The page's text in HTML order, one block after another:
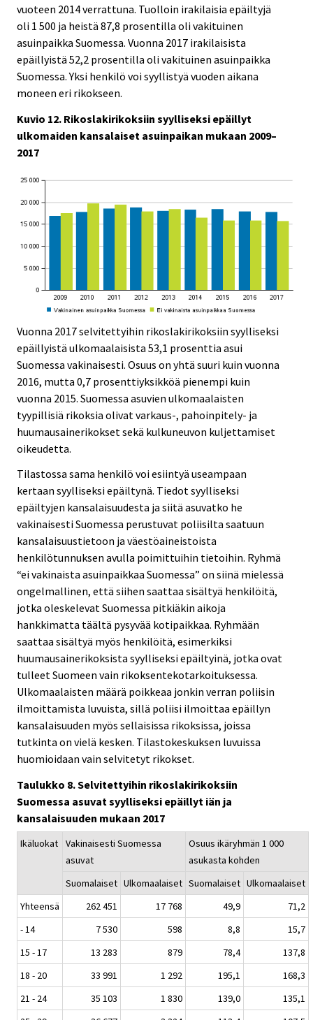
vuoteen 2014 verrattuna. Tuolloin irakilaisia epäiltyjä
oli 1 500 ja heistä 87,8 prosentilla oli vakituinen
asuinpaikka Suomessa. Vuonna 2017 irakilaisista
epäillyistä 52,2 prosentilla oli vakituinen asuinpaikka
Suomessa. Yksi henkilö voi syyllistyä vuoden aikana
moneen eri rikokseen.
Kuvio 12. Rikoslakirikoksiin syylliseksi epäillyt
ulkomaiden kansalaiset asuinpaikan mukaan 2009–
2017
Vuonna 2017 selvitettyihin rikoslakirikoksiin syylliseksi
epäillyistä ulkomaalaisista 53,1 prosenttia asui
Suomessa vakinaisesti. Osuus on yhtä suuri kuin vuonna
2016, mutta 0,7 prosenttiyksikköä pienempi kuin
vuonna 2015. Suomessa asuvien ulkomaalaisten
tyypillisiä rikoksia olivat varkaus-, pahoinpitely- ja
huumausainerikokset sekä kulkuneuvon kuljettamiset
oikeudetta.
Tilastossa sama henkilö voi esiintyä useampaan
kertaan syylliseksi epäiltynä. Tiedot syylliseksi
epäiltyjen kansalaisuudesta ja siitä asuvatko he
vakinaisesti Suomessa perustuvat poliisilta saatuun
kansalaisuustietoon ja väestöaineistoista
henkilötunnuksen avulla poimittuihin tietoihin. Ryhmä
“ei vakinaista asuinpaikkaa Suomessa” on siinä mielessä
ongelmallinen, että siihen saattaa sisältyä henkilöitä,
jotka oleskelevat Suomessa pitkiäkin aikoja
hankkimatta täältä pysyvää kotipaikkaa. Ryhmään
saattaa sisältyä myös henkilöitä, esimerkiksi
huumausainerikoksista syylliseksi epäiltyinä, jotka ovat
tulleet Suomeen vain rikoksentekotarkoituksessa.
Ulkomaalaisten määrä poikkeaa jonkin verran poliisin
ilmoittamista luvuista, sillä poliisi ilmoittaa epäillyn
kansalaisuuden myös sellaisissa rikoksissa, joissa
tutkinta on vielä kesken. Tilastokeskuksen luvuissa
huomioidaan vain selvitetyt rikokset.
Taulukko 8. Selvitettyihin rikoslakirikoksiin
Suomessa asuvat syylliseksi epäillyt iän ja
kansalaisuuden mukaan 2017
Ikäluokat
Vakinaisesti Suomessa
asuvat
Osuus ikäryhmän 1 000
asukasta kohden
Suomalaiset Ulkomaalaiset Suomalaiset Ulkomaalaiset
Yhteensä
262 451 17 768 49,9
71,2
- 14
7 530 598 8,8
15,7
15 - 17
13 283 879 78,4
137,8
18 - 20
33 991 1 292 195,1
168,3
21 - 24
35 103 1 830 139,0
135,1